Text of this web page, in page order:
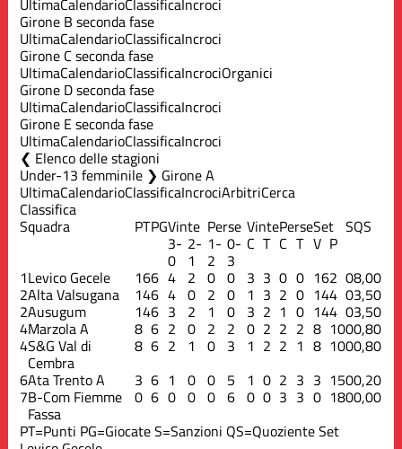
Girone B seconda fase
UltimaCalendarioClassificaIncroci
Girone C seconda fase
UltimaCalendarioClassificaIncrociOrganici
Girone D seconda fase
UltimaCalendarioClassificaIncroci
Girone E seconda fase
UltimaCalendarioClassificaIncroci
Elenco delle stagioni
Under-13 femminile ❯ Girone A
UltimaCalendarioClassificaIncrociArbitriCerca
Classifica
Squadra PTPGVinte Perse VintePerseSet SQS
3-
0
2-
1
1-
2
0-
3
C T C T V P
1Levico Gecele 166 4 2 0 0 3 3 0 0 162 08,00
2Alta Valsugana 146 4 0 2 0 1 3 2 0 144 03,50
2Ausugum 146 3 2 1 0 3 2 1 0 144 03,50
4Marzola A 8 6 2 0 2 2 0 2 2 2 8 1000,80
4S&G Val di
Cembra
8 6 2 1 0 3 1 2 2 1 8 1000,80
6Ata Trento A 3 6 1 0 0 5 1 0 2 3 3 1500,20
7B-Com Fiemme
Fassa
0 6 0 0 0 6 0 0 3 3 0 1800,00
PT=Punti PG=GiocateS=Sanzioni QS=Quoziente Set